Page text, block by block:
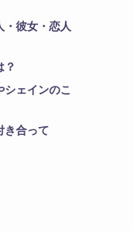
・彼女・恋人
？
シェインのこ
き合って